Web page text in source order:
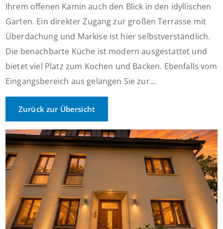
Ihrem offenen Kamin auch den Blick in den idyllischen
Garten. Ein direkter Zugang zur großen Terrasse mit
Überdachung und Markise ist hier selbstverständlich.
Die benachbarte Küche ist modern ausgestattet und
bietet viel Platz zum Kochen und Backen. Ebenfalls vom
Eingangsbereich aus gelangen Sie zur...
Zurück zur Übersicht